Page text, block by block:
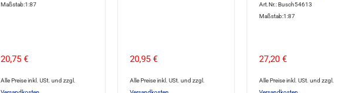
Maßstab:1:87
20,75 €
Alle Preise inkl. USt. und zzgl.
20,95 €
Alle Preise inkl. USt. und zzgl.
Art.Nr.: Busch54613
Maßstab:1:87
27,20 €
Alle Preise inkl. USt. und zzgl.